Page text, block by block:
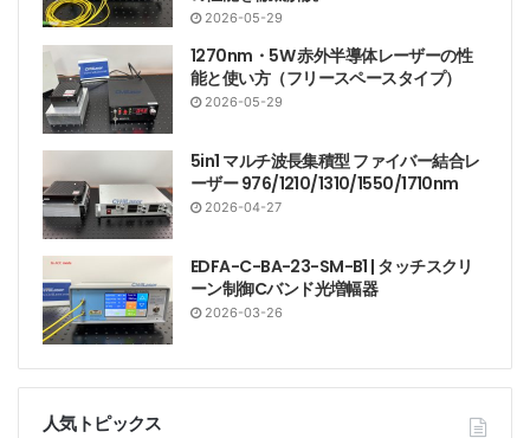
2026-05-29
1270nm・5W 赤外半導体レーザーの性
能と使い方（フリースペースタイプ）
2026-05-29
5in1 マルチ波長集積型 ファイバー結合レ
ーザー 976/1210/1310/1550/1710nm
2026-04-27
EDFA-C-BA-23-SM-B1 | タッチスクリ
ーン制御Cバンド光増幅器
2026-03-26
人気トピックス